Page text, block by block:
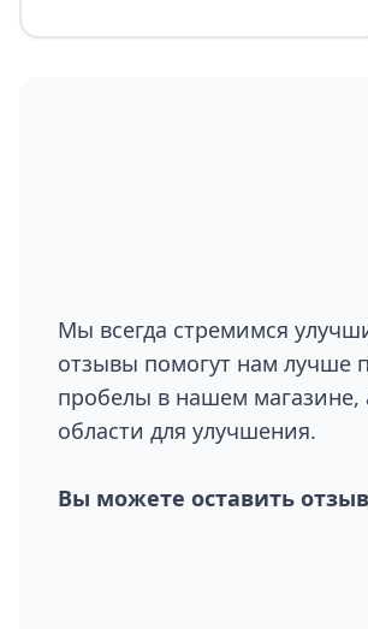
Мы всегда стремимся
отзывы помогут нам лучше
пробелы в нашем магазине,
области для улучшения.
Вы можете оставить